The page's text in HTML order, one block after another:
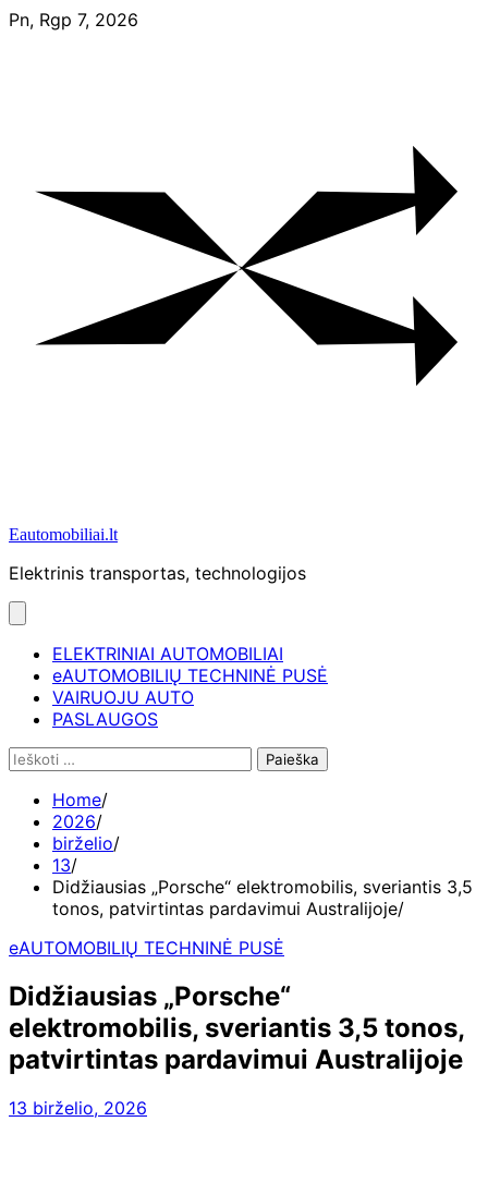
Skip
Pn, Rgp 7, 2026
Eautomobiliai.lt
Elektrinis transportas, technologijos
ELEKTRINIAI AUTOMOBILIAI
eAUTOMOBILIŲ TECHNINĖ PUSĖ
VAIRUOJU AUTO
PASLAUGOS
Ieškoti:
Home
2026
birželio
13
Didžiausias „Porsche“ elektromobilis, sveriantis 3,5
tonos, patvirtintas pardavimui Australijoje
eAUTOMOBILIŲ TECHNINĖ PUSĖ
Didžiausias „Porsche“
elektromobilis, sveriantis 3,5 tonos,
patvirtintas pardavimui Australijoje
13 birželio, 2026